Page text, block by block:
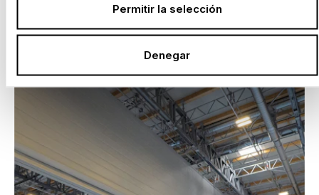
Permitir la selección
Denegar